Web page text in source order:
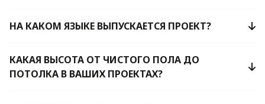
НА КАКОМ ЯЗЫКЕ ВЫПУСКАЕТСЯ ПРОЕКТ?
КАКАЯ ВЫСОТА ОТ ЧИСТОГО ПОЛА ДО
ПОТОЛКА В ВАШИХ ПРОЕКТАХ?